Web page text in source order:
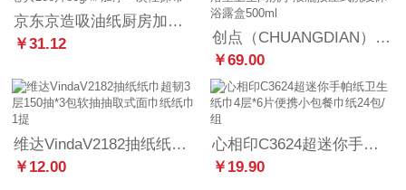
京东京造吸油纸厨房加厚厨房用纸卷纸4卷懒人抹布厨房纸巾50片/卷共200片60g/㎡加厚一次性抹布
￥31.12
创点（CHUANGDIAN）CD-1012A免打孔酒店宾馆挂墙皂液器浴室卫生间洗手液瓶按压式洗发沐浴露盒500ml
￥69.00
维达VindaV2182抽纸纸巾超韧3层150抽*3包软抽抽取式面巾纸纸巾1提
￥12.00
心相印C3624超迷你手帕纸卫生纸巾4层*6片便携小包餐巾纸24包/组
￥19.90